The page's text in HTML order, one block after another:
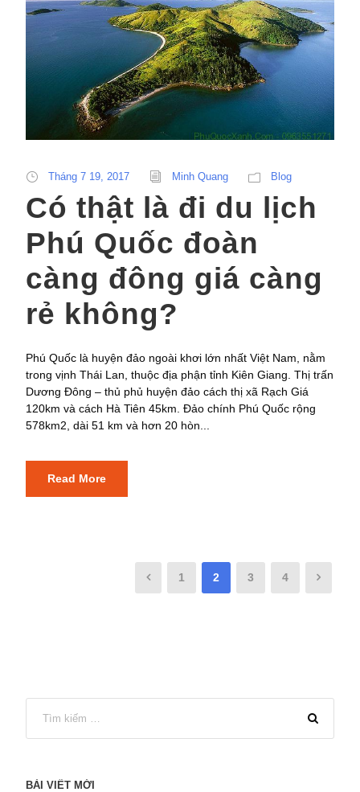
Tháng 7 19, 2017 Minh Quang Blog
Có thật là đi du lịch
Phú Quốc đoàn
càng đông giá càng
rẻ không?
Phú Quốc là huyện đảo ngoài khơi lớn nhất Việt Nam, nằm
trong vịnh Thái Lan, thuộc địa phận tỉnh Kiên Giang. Thị trấn
Dương Đông – thủ phủ huyện đảo cách thị xã Rạch Giá
120km và cách Hà Tiên 45km. Đảo chính Phú Quốc rộng
578km2, dài 51 km và hơn 20 hòn...
Read More
1 2 3 4
BÀI VIẾT MỚI